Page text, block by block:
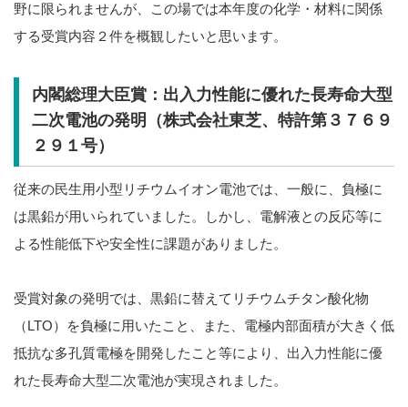
野に限られませんが、この場では本年度の化学・材料に関係
する受賞内容２件を概観したいと思います。
内閣総理大臣賞：出入力性能に優れた長寿命大型
二次電池の発明（株式会社東芝、特許第３７６９
２９１号）
従来の民生用小型リチウムイオン電池では、一般に、負極に
は黒鉛が用いられていました。しかし、電解液との反応等に
よる性能低下や安全性に課題がありました。
受賞対象の発明では、黒鉛に替えてリチウムチタン酸化物
（LTO）を負極に用いたこと、また、電極内部面積が大きく低
抵抗な多孔質電極を開発したこと等により、出入力性能に優
れた長寿命大型二次電池が実現されました。